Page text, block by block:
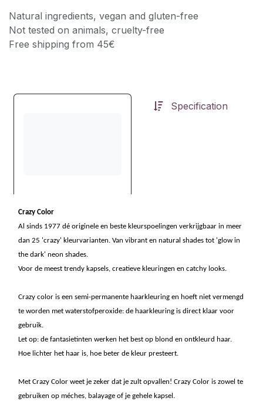
Natural ingredients, vegan and gluten-free
Not tested on animals, cruelty-free
Free shipping from 45€
Specification
Crazy Color
Al sinds 1977 dé originele en beste kleurspoelingen verkrijgbaar in meer
dan 25 'crazy' kleurvarianten. Van vibrant en natural shades tot 'glow in
the dark' neon shades.
Voor de meest trendy kapsels, creatieve kleuringen en catchy looks.
Crazy color is een semi-permanente haarkleuring en hoeft niet vermengd
te worden met waterstofperoxide: de haarkleuring is direct klaar voor
gebruik.
Let op: de fantasietinten werken het best op blond en ontkleurd haar.
Hoe lichter het haar is, hoe beter de kleur presteert.
Met Crazy Color weet je zeker dat je zult opvallen! Crazy Color is zowel te
gebruiken op méches, balayage of je gehele kapsel.